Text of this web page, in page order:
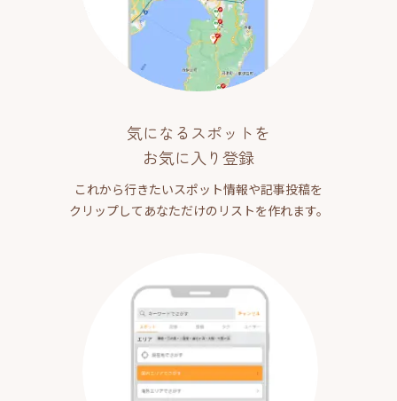
気になるスポットを
お気に入り登録
これから行きたいスポット情報や記事投稿を
クリップしてあなただけのリストを作れます。